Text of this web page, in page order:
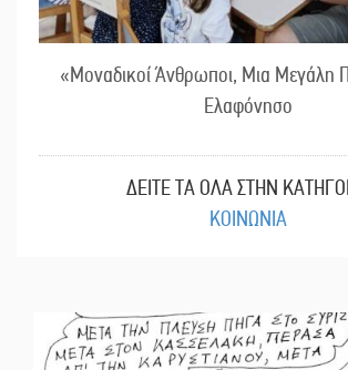
«Μοναδικοί Άνθρωποι, Μια Μεγάλη
Ελαφόνησο
ΔΕΙΤΕ ΤΑ ΟΛΑ ΣΤΗΝ
ΚΟΙΝΩΝΙΑ